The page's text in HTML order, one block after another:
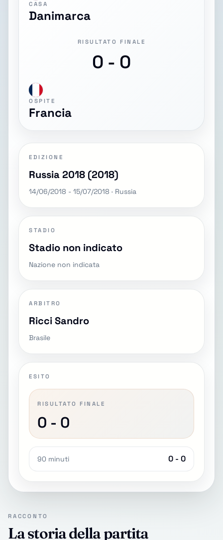
CASA
Danimarca
RISULTATO FINALE
0 - 0
OSPITE
Francia
EDIZIONE
Russia 2018 (2018)
14/06/2018 - 15/07/2018 · Russia
STADIO
Stadio non indicato
Nazione non indicata
ARBITRO
Ricci Sandro
Brasile
ESITO
RISULTATO FINALE
0 - 0
90 minuti 0 - 0
RACCONTO
La storia della partita